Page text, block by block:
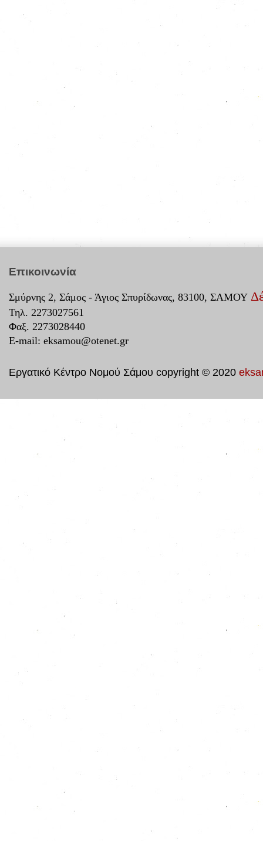
Επικοινωνία
Σμύρνης 2, Σάμος - Άγιος Σπυρίδωνας, 83100, ΣΑΜΟΥ
Τηλ. 2273027561
Φαξ. 2273028440
E-mail: eksamou@otenet.gr
Εργατικό Κέντρο Νομού Σάμου copyright © 2020